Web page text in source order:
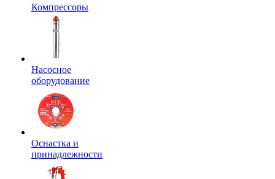
Компрессоры
Насосное
оборудование
Оснастка и
принадлежности